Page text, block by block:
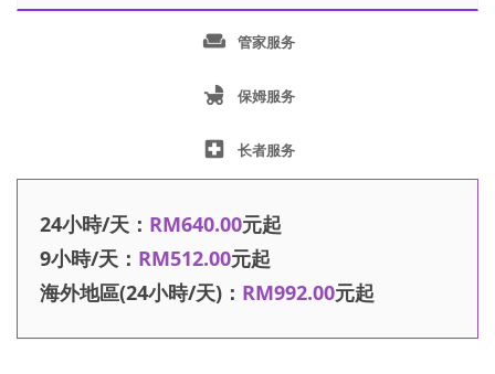
weekend 管家服务
child_friendly 保姆服务
local_hospital 长者服务
24小時/天： RM640.00元起
9小時/天： RM512.00元起
海外地區(24小時/天)： RM992.00元起